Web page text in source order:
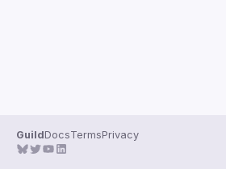
GuildDocsTermsPrivacy